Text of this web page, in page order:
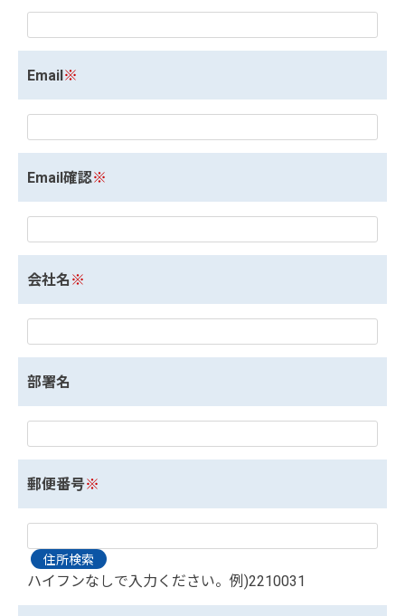
Email※
Email確認※
会社名 ※
部署名
郵便番号※
ハイフンなしで入力ください。例)2210031